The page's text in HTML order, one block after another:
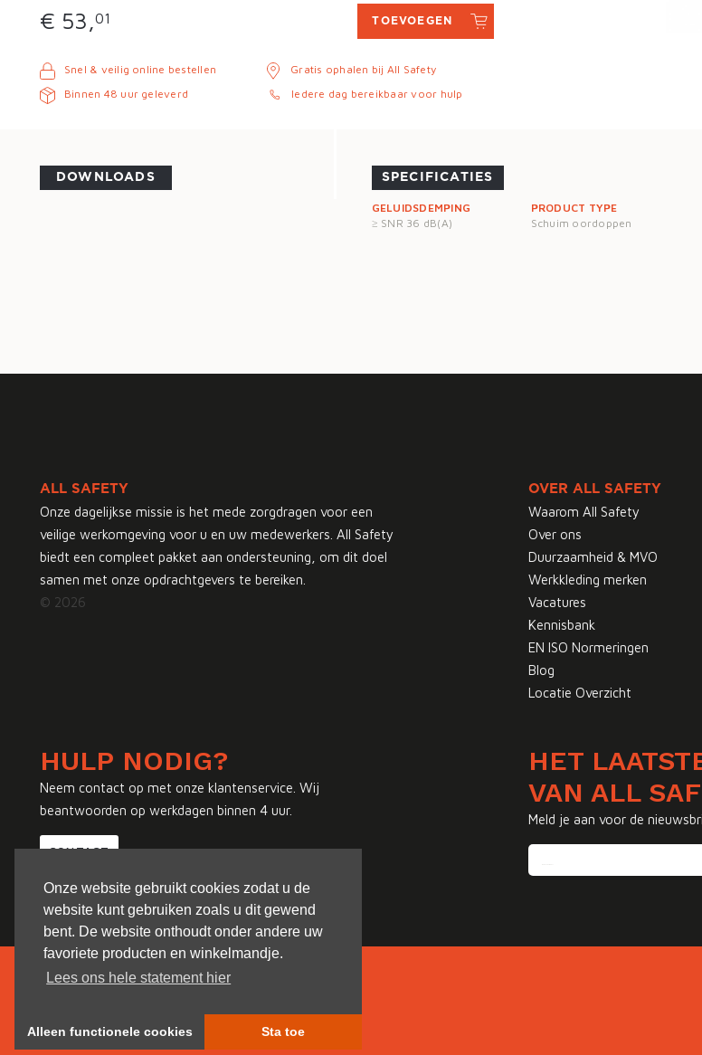
Onze website gebruikt cookies zodat u de
website kunt gebruiken zoals u dit gewend
bent. De website onthoudt onder andere uw
favoriete producten en winkelmandje.
Lees ons hele statement hier
Alleen functionele cookies Sta toe
€ 53,01 TOEVOEGEN
Snel & veilig online bestellen
Binnen 48 uur geleverd
Gratis ophalen bij All Safety
Iedere dag bereikbaar voor hulp
DOWNLOADS SPECIFICATIES
GELUIDSDEMPING
≥ SNR 36 dB(A)
PRODUCT TYPE
Schuim oordoppen
ALL SAFETY
Onze dagelijkse missie is het mede zorgdragen voor een
veilige werkomgeving voor u en uw medewerkers. All Safety
biedt een compleet pakket aan ondersteuning, om dit doel
samen met onze opdrachtgevers te bereiken.
© 2026
OVER ALL SAFETY
Waarom All Safety
Over ons
Duurzaamheid & MVO
Werkkleding merken
Vacatures
Kennisbank
EN ISO Normeringen
Blog
Locatie Overzicht
HULP NODIG?
Neem contact op met onze klantenservice. Wij
beantwoorden op werkdagen binnen 4 uur.
CONTACT
HET
VAN ALL
Meld je aan voor de